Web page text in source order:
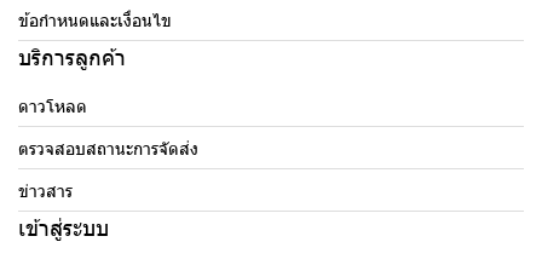
ข้อกำหนดและเงื่อนไข
บริการลูกค้า
ดาวโหลด
ตรวจสอบสถานะการจัดส่ง
ข่าวสาร
เข้าสู่ระบบ